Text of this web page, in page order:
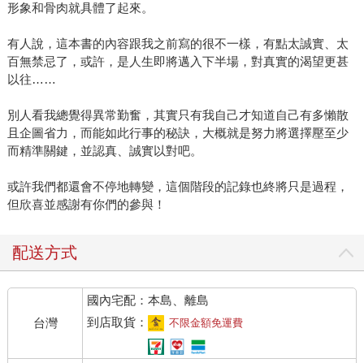
形象和骨肉就具體了起來。
有人說，這本書的內容跟我之前寫的很不一樣，有點太誠實、太
百無禁忌了，或許，是人生即將邁入下半場，對真實的渴望更甚
以往……
別人看我總覺得異常勤奮，其實只有我自己才知道自己有多懶散
且企圖省力，而能如此行事的秘訣，大概就是努力將選擇壓至少
而精準關鍵，並認真、誠實以對吧。
或許我們都還會不停地轉變，這個階段的記錄也終將只是過程，
但欣喜並感謝有你們的參與！
配送方式
台灣
國內宅配：本島、離島
到店取貨：
不限金額免運費